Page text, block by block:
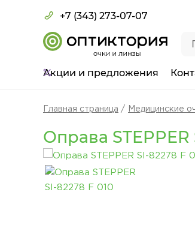
+7 (343) 273-07-07
Акции и предложения
Главная страница Медицинские
Оправа STEPPER